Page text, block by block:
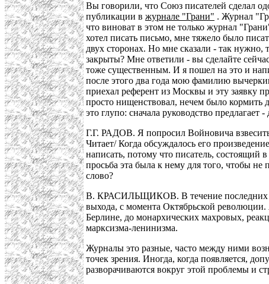
Вы говорили, что Союз писателей сделал
публикации в журнале "Грани" . Журнал
что виноват в этом не только журнал
хотел писать письмо, мне тяжело было
двух сторонах. Но мне сказали - так
закрыты? Мне ответили - вы сделайте
тоже существенным. И я пошел на это и
после этого два года мою фамилию
приехал референт из Москвы и эту заявку
просто нищенствовал, нечем было кормить
это глупо: сначала руководство предлагает
Г.Г. РАДОВ. Я попросил Войновича
Читает/ Когда обсуждалось его
написать, потому что писатель, состоящий
просьба эта была к нему для того, чтобы не
слово?
В. КРАСИЛЬЩИКОВ. В течение последних
выхода, с момента Октябрьской революции.
Берлине, до монархических махровых,
марксизма-ленинизма.
Журналы это разные, часто между ними
точек зрения. Иногда, когда появляется,
разворачиваются вокруг этой проблемы и